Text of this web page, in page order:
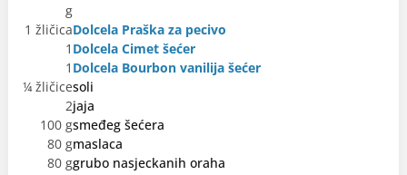
g
1 žličicaDolcela Praška za pecivo
1 Dolcela Cimet šećer
1 Dolcela Bourbon vanilija šećer
¼ žličicesoli
2jaja
100 gsmeđeg šećera
80 gmaslaca
80 ggrubo nasjeckanih oraha